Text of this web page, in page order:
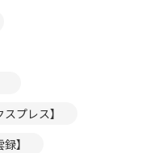
プレス】
】